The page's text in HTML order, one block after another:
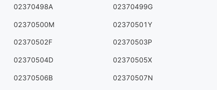
02370498A 02370499G
02370500M 02370501Y
02370502F 02370503P
02370504D 02370505X
02370506B 02370507N